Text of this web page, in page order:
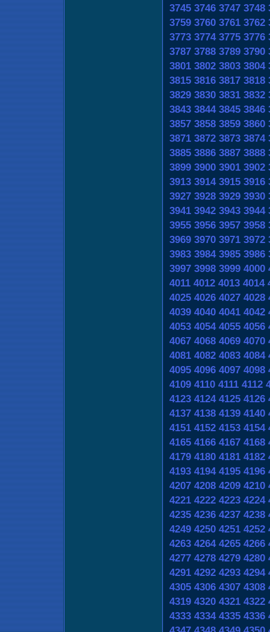
3745 3746 3747 3748
3759 3760 3761 3762
3773 3774 3775 3776
3787 3788 3789 3790
3801 3802 3803 3804
3815 3816 3817 3818
3829 3830 3831 3832
3843 3844 3845 3846
3857 3858 3859 3860
3871 3872 3873 3874
3885 3886 3887 3888
3899 3900 3901 3902
3913 3914 3915 3916
3927 3928 3929 3930
3941 3942 3943 3944
3955 3956 3957 3958
3969 3970 3971 3972
3983 3984 3985 3986
3997 3998 3999 4000
4011 4012 4013 4014
4025 4026 4027 4028
4039 4040 4041 4042
4053 4054 4055 4056
4067 4068 4069 4070
4081 4082 4083 4084
4095 4096 4097 4098
4109 4110 4111 4112
4123 4124 4125 4126
4137 4138 4139 4140
4151 4152 4153 4154
4165 4166 4167 4168
4179 4180 4181 4182
4193 4194 4195 4196
4207 4208 4209 4210
4221 4222 4223 4224
4235 4236 4237 4238
4249 4250 4251 4252
4263 4264 4265 4266
4277 4278 4279 4280
4291 4292 4293 4294
4305 4306 4307 4308
4319 4320 4321 4322
4333 4334 4335 4336